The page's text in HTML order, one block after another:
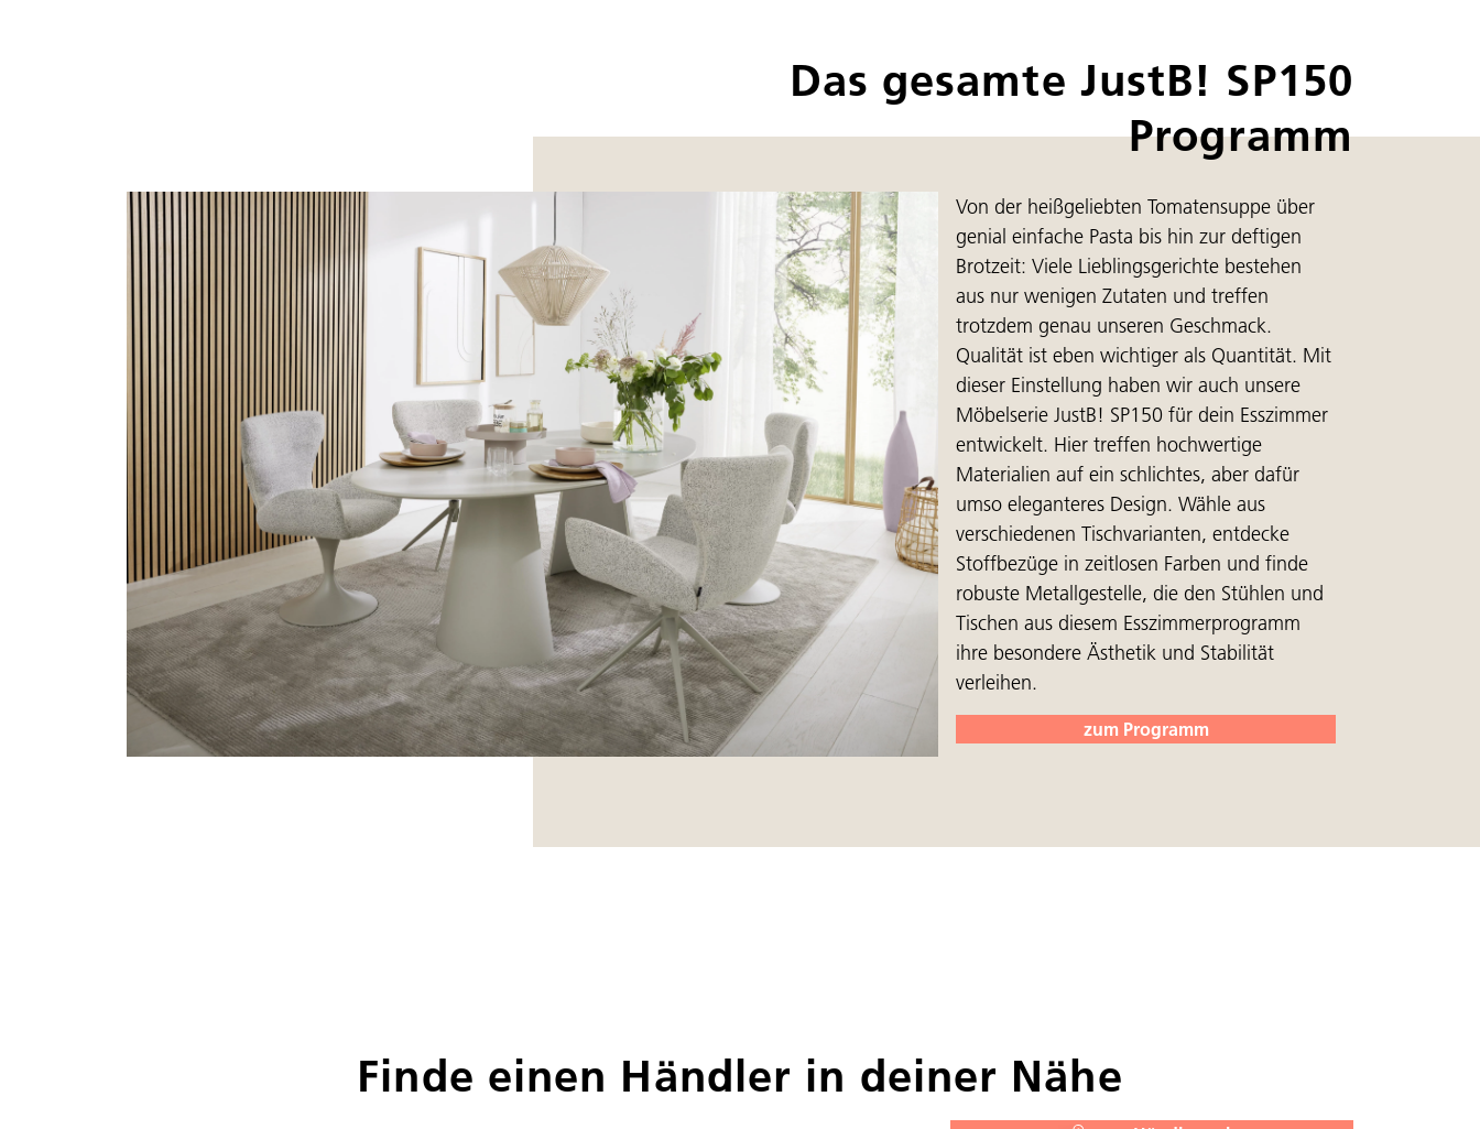
Das gesamte JustB! SP150
Programm
Von der heißgeliebten Tomatensuppe über
genial einfache Pasta bis hin zur deftigen
Brotzeit: Viele Lieblingsgerichte bestehen
aus nur wenigen Zutaten und treffen
trotzdem genau unseren Geschmack.
Qualität ist eben wichtiger als Quantität. Mit
dieser Einstellung haben wir auch unsere
Möbelserie JustB! SP150 für dein Esszimmer
entwickelt. Hier treffen hochwertige
Materialien auf ein schlichtes, aber dafür
umso eleganteres Design. Wähle aus
verschiedenen Tischvarianten, entdecke
Stoffbezüge in zeitlosen Farben und finde
robuste Metallgestelle, die den Stühlen und
Tischen aus diesem Esszimmerprogramm
ihre besondere Ästhetik und Stabilität
verleihen.
zum Programm
Finde einen Händler in deiner Nähe